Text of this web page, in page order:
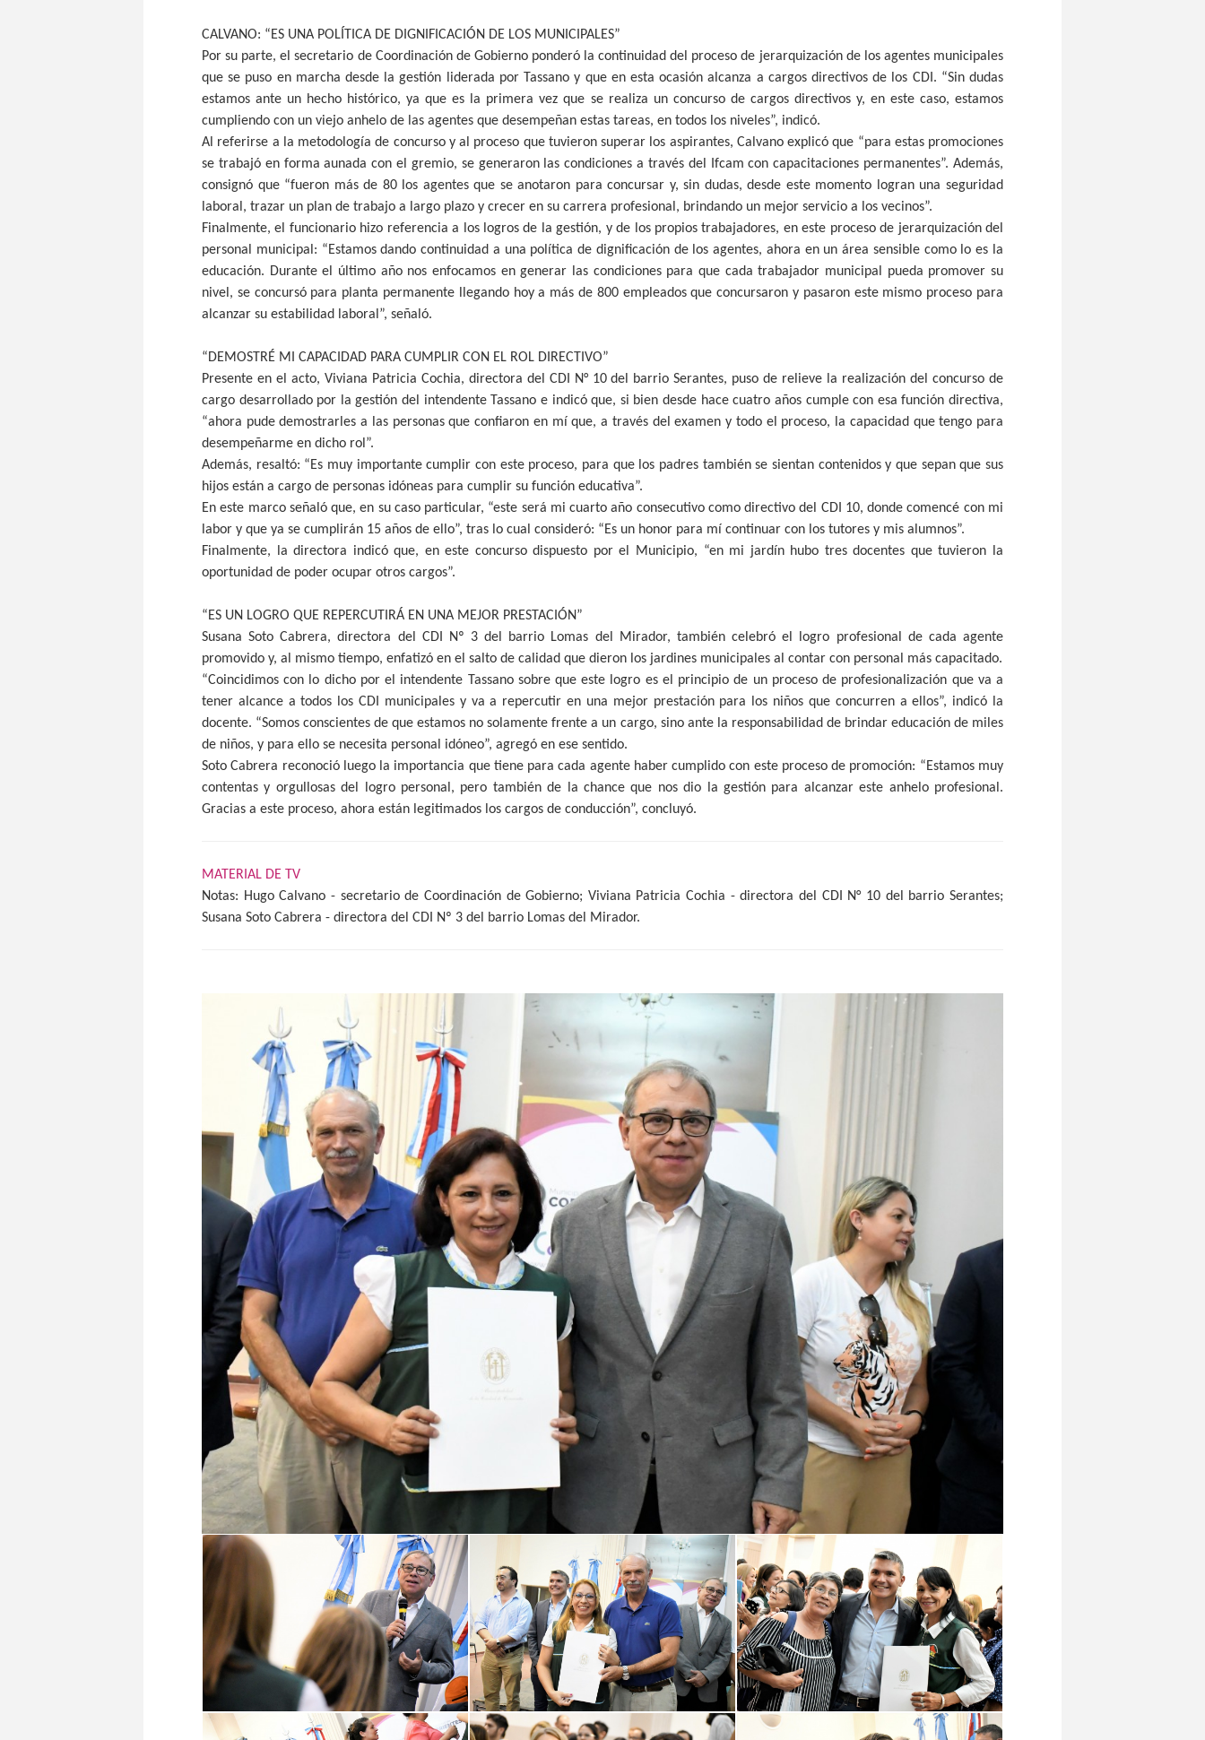
CALVANO: “ES UNA POLÍTICA DE DIGNIFICACIÓN DE LOS MUNICIPALES”
Por su parte, el secretario de Coordinación de Gobierno ponderó la continuidad del proceso de jerarquización de los agentes municipales
que se puso en marcha desde la gestión liderada por Tassano y que en esta ocasión alcanza a cargos directivos de los CDI. “Sin dudas
estamos ante un hecho histórico, ya que es la primera vez que se realiza un concurso de cargos directivos y, en este caso, estamos
cumpliendo con un viejo anhelo de las agentes que desempeñan estas tareas, en todos los niveles”, indicó.
Al referirse a la metodología de concurso y al proceso que tuvieron superar los aspirantes, Calvano explicó que “para estas promociones
se trabajó en forma aunada con el gremio, se generaron las condiciones a través del Ifcam con capacitaciones permanentes”. Además,
consignó que “fueron más de 80 los agentes que se anotaron para concursar y, sin dudas, desde este momento logran una seguridad
laboral, trazar un plan de trabajo a largo plazo y crecer en su carrera profesional, brindando un mejor servicio a los vecinos”.
Finalmente, el funcionario hizo referencia a los logros de la gestión, y de los propios trabajadores, en este proceso de jerarquización del
personal municipal: “Estamos dando continuidad a una política de dignificación de los agentes, ahora en un área sensible como lo es la
educación. Durante el último año nos enfocamos en generar las condiciones para que cada trabajador municipal pueda promover su
nivel, se concursó para planta permanente llegando hoy a más de 800 empleados que concursaron y pasaron este mismo proceso para
alcanzar su estabilidad laboral”, señaló.
“DEMOSTRÉ MI CAPACIDAD PARA CUMPLIR CON EL ROL DIRECTIVO”
Presente en el acto, Viviana Patricia Cochia, directora del CDI N° 10 del barrio Serantes, puso de relieve la realización del concurso de
cargo desarrollado por la gestión del intendente Tassano e indicó que, si bien desde hace cuatro años cumple con esa función directiva,
“ahora pude demostrarles a las personas que confiaron en mí que, a través del examen y todo el proceso, la capacidad que tengo para
desempeñarme en dicho rol”.
Además, resaltó: “Es muy importante cumplir con este proceso, para que los padres también se sientan contenidos y que sepan que sus
hijos están a cargo de personas idóneas para cumplir su función educativa”.
En este marco señaló que, en su caso particular, “este será mi cuarto año consecutivo como directivo del CDI 10, donde comencé con mi
labor y que ya se cumplirán 15 años de ello”, tras lo cual consideró: “Es un honor para mí continuar con los tutores y mis alumnos”.
Finalmente, la directora indicó que, en este concurso dispuesto por el Municipio, “en mi jardín hubo tres docentes que tuvieron la
oportunidad de poder ocupar otros cargos”.
“ES UN LOGRO QUE REPERCUTIRÁ EN UNA MEJOR PRESTACIÓN”
Susana Soto Cabrera, directora del CDI Nº 3 del barrio Lomas del Mirador, también celebró el logro profesional de cada agente
promovido y, al mismo tiempo, enfatizó en el salto de calidad que dieron los jardines municipales al contar con personal más capacitado.
“Coincidimos con lo dicho por el intendente Tassano sobre que este logro es el principio de un proceso de profesionalización que va a
tener alcance a todos los CDI municipales y va a repercutir en una mejor prestación para los niños que concurren a ellos”, indicó la
docente. “Somos conscientes de que estamos no solamente frente a un cargo, sino ante la responsabilidad de brindar educación de miles
de niños, y para ello se necesita personal idóneo”, agregó en ese sentido.
Soto Cabrera reconoció luego la importancia que tiene para cada agente haber cumplido con este proceso de promoción: “Estamos muy
contentas y orgullosas del logro personal, pero también de la chance que nos dio la gestión para alcanzar este anhelo profesional.
Gracias a este proceso, ahora están legitimados los cargos de conducción”, concluyó.
MATERIAL DE TV
Notas: Hugo Calvano - secretario de Coordinación de Gobierno; Viviana Patricia Cochia - directora del CDI N° 10 del barrio Serantes;
Susana Soto Cabrera - directora del CDI Nº 3 del barrio Lomas del Mirador.